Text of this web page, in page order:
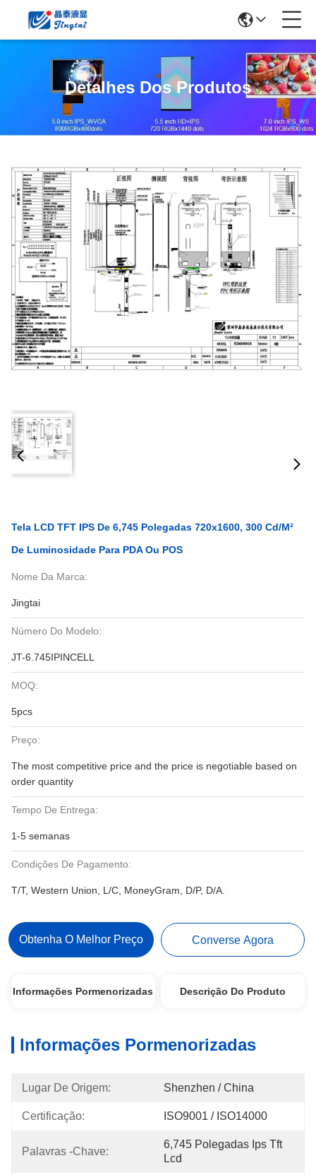
Detalhes Dos Produtos
Tela LCD TFT IPS De 6,745 Polegadas 720x1600, 300 Cd/m²
De Luminosidade Para PDA Ou POS
Nome Da Marca:
Jingtai
Número Do Modelo:
JT-6.745IPINCELL
MOQ:
5pcs
Preço:
The most competitive price and the price is negotiable based on
order quantity
Tempo De Entrega:
1-5 semanas
Condições De Pagamento:
T/T, Western Union, L/C, MoneyGram, D/P, D/A.
Obtenha O Melhor Preço Converse Agora
Informações Pormenorizadas Descrição Do Produto
Informações Pormenorizadas
Lugar De Origem: Shenzhen / China
Certificação: ISO9001 / ISO14000
Palavras -chave:
6,745 Polegadas Ips Tft
Lcd